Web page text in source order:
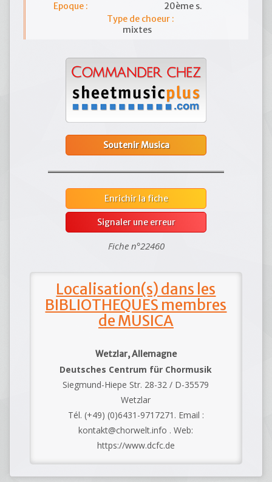
Epoque :
20ème s.
Type de choeur :
mixtes
Soutenir Musica
Enrichir la fiche
Signaler une erreur
Fiche n°22460
Localisation(s) dans les
BIBLIOTHEQUES membres
de MUSICA
Wetzlar, Allemagne
Deutsches Centrum für Chormusik
Siegmund-Hiepe Str. 28-32 / D-35579
Wetzlar
Tél. (+49) (0)6431-9717271. Email :
kontakt@chorwelt.info . Web:
https://www.dcfc.de